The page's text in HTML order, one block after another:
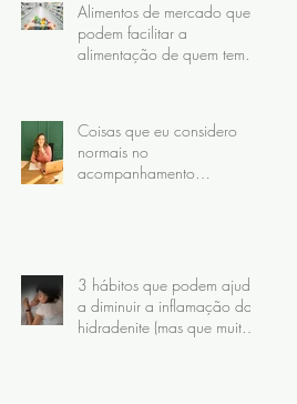
Alimentos de mercado que
podem facilitar a
alimentação de quem tem
Coisas que eu considero
normais no
acompanhamento
3 hábitos que podem ajudar
a diminuir a inflamação da
hidradenite (mas que muita